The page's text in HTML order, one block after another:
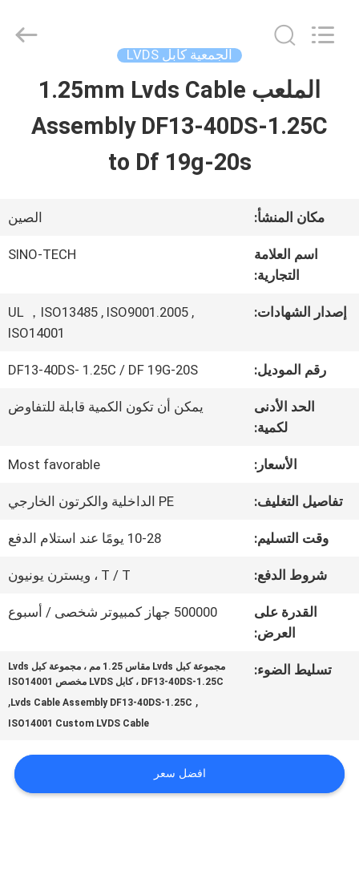
المنزل
فيديوهات
المصنع
مراقبة
الجودة
اطلب
Reserved.
الجمعية كابل LVDS
الملعب 1.25mm Lvds Cable
Assembly DF13-40DS-1.25C
to Df 19g-20s
مكان المنشأ: الصين
اسم العلامة
التجارية:
SINO-TECH
إصدار الشهادات:
UL ，ISO13485 , ISO9001.2005 ,
ISO14001
رقم الموديل: DF13-40DS- 1.25C / DF 19G-20S
الحد الأدنى
لكمية:
يمكن أن تكون الكمية قابلة للتفاوض
الأسعار: Most favorable
تفاصيل التغليف: PE الداخلية والكرتون الخارجي
وقت التسليم: 10-28 يومًا عند استلام الدفع
شروط الدفع: T / T ، ويسترن يونيون
القدرة على
العرض:
500000 جهاز كمبيوتر شخصى / أسبوع
تسليط الضوء:
مجموعة كبل Lvds مقاس 1.25 مم ، مجموعة كبل Lvds
DF13-40DS-1.25C ، كابل LVDS مخصص ISO14001
,
Lvds Cable Assembly DF13-40DS-1.25C
,
ISO14001 Custom LVDS Cable
افضل سعر